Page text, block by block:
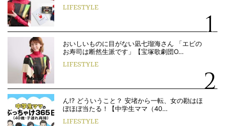
LIFESTYLE
おいしいものに目がない凪七瑠海さん 「エビの
お寿司は断然生派です」【宝塚歌劇団O…
LIFESTYLE
ん!? どういうこと？ 安堵から一転、女の勘はほ
ぼほぼ当たる！【中学生ママ（40…
LIFESTYLE